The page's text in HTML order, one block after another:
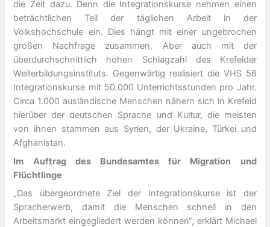
die Zeit dazu. Denn die Integrationskurse nehmen einen
beträchtlichen Teil der täglichen Arbeit in der
Volkshochschule ein. Dies hängt mit einer ungebrochen
großen Nachfrage zusammen. Aber auch mit der
überdurchschnittlich hohen Schlagzahl des Krefelder
Weiterbildungsinstituts. Gegenwärtig realisiert die VHS 58
Integrationskurse mit 50.000 Unterrichtsstunden pro Jahr.
Circa 1.000 ausländische Menschen nähern sich in Krefeld
hierüber der deutschen Sprache und Kultur, die meisten
von ihnen stammen aus Syrien, der Ukraine, Türkei und
Afghanistan.
Im Auftrag des Bundesamtes für Migration und
Flüchtlinge
„Das übergeordnete Ziel der Integrationskurse ist der
Spracherwerb, damit die Menschen schnell in den
Arbeitsmarkt eingegliedert werden können“, erklärt Michael